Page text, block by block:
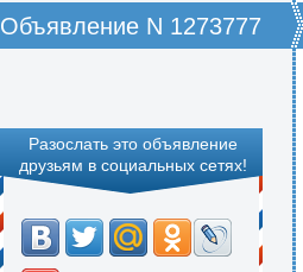
Объявление N 1273777
Разослать это объявление
друзьям в социальных сетях!